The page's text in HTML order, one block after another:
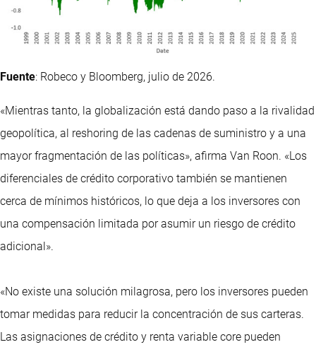
Fuente: Robeco y Bloomberg, julio de 2026.
«Mientras tanto, la globalización está dando paso a la rivalidad
geopolítica, al reshoring de las cadenas de suministro y a una
mayor fragmentación de las políticas», afirma Van Roon. «Los
diferenciales de crédito corporativo también se mantienen
cerca de mínimos históricos, lo que deja a los inversores con
una compensación limitada por asumir un riesgo de crédito
adicional».
«No existe una solución milagrosa, pero los inversores pueden
tomar medidas para reducir la concentración de sus carteras.
Las asignaciones de crédito y renta variable core pueden